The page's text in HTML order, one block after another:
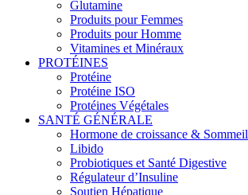
Glutamine
Produits pour Femmes
Produits pour Homme
Vitamines et Minéraux
PROTÉINES
Protéine
Protéine ISO
Protéines Végétales
SANTÉ GÉNÉRALE
Hormone de croissance & Sommeil
Libido
Probiotiques et Santé Digestive
Régulateur d’Insuline
Soutien Hépatique